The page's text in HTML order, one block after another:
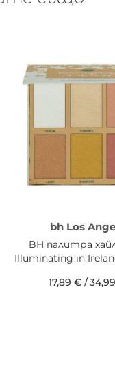
bh Los
BH палитра
Illuminating in
17,89 €/